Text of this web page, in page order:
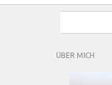
ÜBER MICH